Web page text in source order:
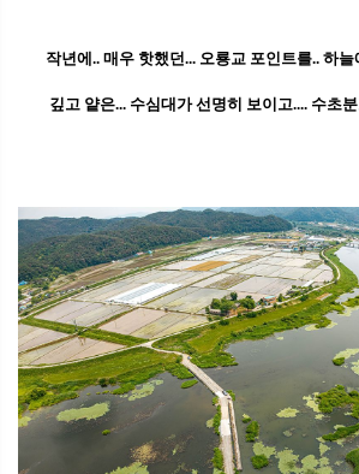
작년에.. 매우 핫했던... 오룡교 포인트를.. 하
깊고 얕은... 수심대가 선명히 보이고.... 수초